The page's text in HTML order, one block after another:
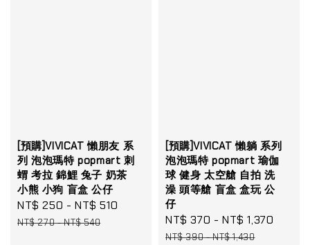
[預購]VIVICAT 懶朋友 系
列 泡泡瑪特 popmart 刺
蝟 考拉 錦鯉 兔子 奶茶
小熊 小狗 盲盒 公仔
Sale
price
NT$ 250 -NT$ 510
NT$ 270-NT$ 540
[預購]VIVICAT 懶躺 系列
泡泡瑪特 popmart 瑜伽
球 健身 太空艙 自拍 洗
澡 頭等艙 盲盒 盒玩 公
仔
Sale
price
NT$ 370 -NT$ 1,370
NT$ 390-NT$ 1,430